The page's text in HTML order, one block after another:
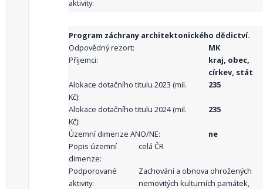
aktivity:
Program záchrany architektonického dědictví.
Odpovědný rezort:
MK
Příjemci:
kraj, obec,
církev, stát
Alokace dotačního titulu 2023 (mil.
Kč):
235
Alokace dotačního titulu 2024 (mil.
Kč):
235
Územní dimenze ANO/NE:
ne
Popis územní
dimenze:
celá ČR
Podporované
aktivity:
Zachování a obnova ohrožených
nemovitých kulturních památek,